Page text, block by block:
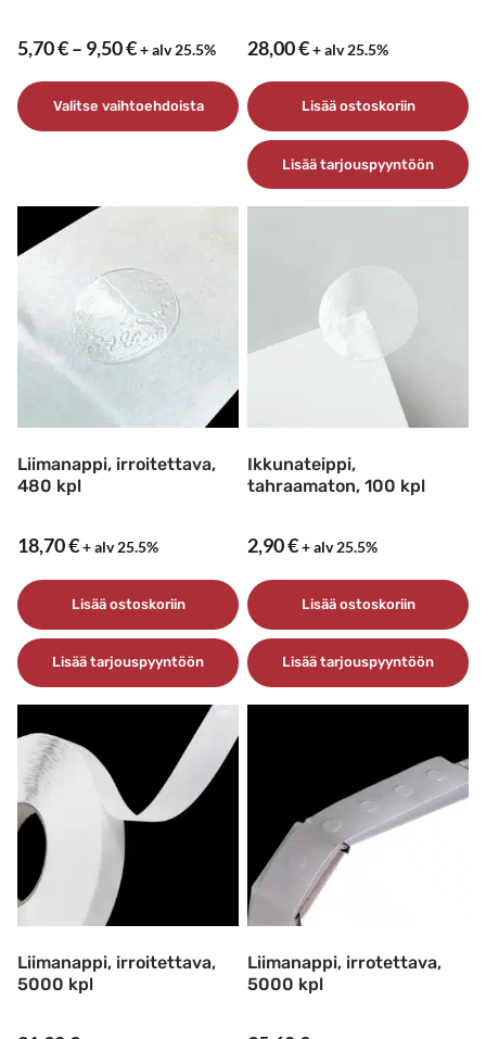
5,70€– 9,50€Hintaluokka:
-
9,50 €
+ alv 25.5%
Valitse vaihtoehdoista
on
useampi
muunnelma.
tehdä
valinnat
tuotteen
28,00€+ alv 25.5%
Lisää ostoskoriin
Lisää tarjouspyyntöön
Liimanappi, irroitettava,
480 kpl
18,70€+ alv 25.5%
Lisää ostoskoriin
Lisää tarjouspyyntöön
Ikkunateippi,
tahraamaton, 100 kpl
2,90€+ alv 25.5%
Lisää ostoskoriin
Lisää tarjouspyyntöön
Liimanappi, irroitettava,
5000 kpl
Liimanappi, irrotettava,
5000 kpl